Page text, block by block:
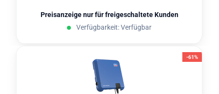
Preisanzeige nur für freigeschaltete Kunden
Verfügbarkeit: Verfügbar
-61%